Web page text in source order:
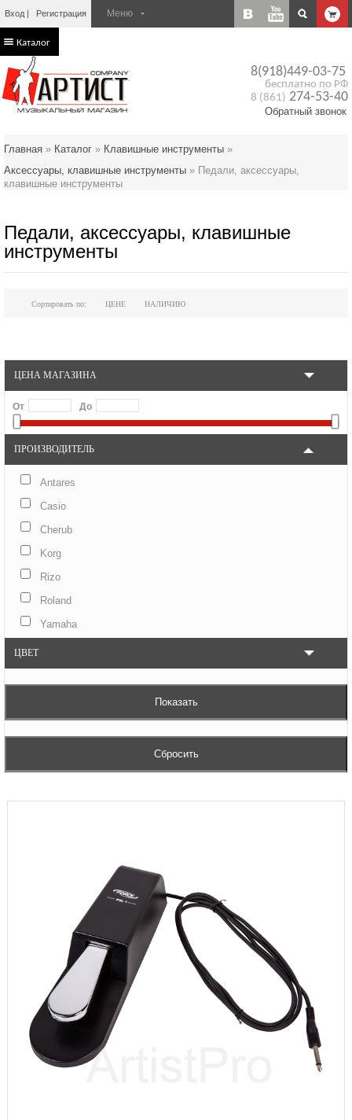
Вход Регистрация
8(918)449-03-75
бесплатно по РФ
8 (861) 274-53-40
Обратный звонок
Каталог
Главная » Каталог » Клавишные инструменты »
Аксессуары, клавишные инструменты » Педали, аксессуары,
клавишные инструменты
Педали, аксессуары, клавишные
инструменты
Сортировать по: ЦЕНЕ НАЛИЧИЮ
ЦЕНА МАГАЗИНА
От До
ПРОИЗВОДИТЕЛЬ
Antares
Casio
Cherub
Korg
Rizo
Roland
Yamaha
ЦВЕТ